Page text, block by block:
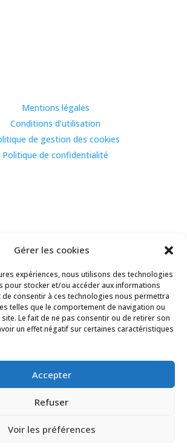
Gérer les cookies
expériences, nous utilisons des technologies
pour stocker et/ou accéder aux informations
consentir à ces technologies nous permettra
telles que le comportement de navigation ou
Le fait de ne pas consentir ou de retirer son
un effet négatif sur certaines caractéristiques
Accepter
Refuser
Voir les préférences
Mentions légales
Conditions d’utilisation
de gestion des cookies
Politique de confidentialité
Le Trait d’Union du Cailly 2024